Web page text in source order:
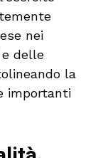
nei
delle
la
importanti